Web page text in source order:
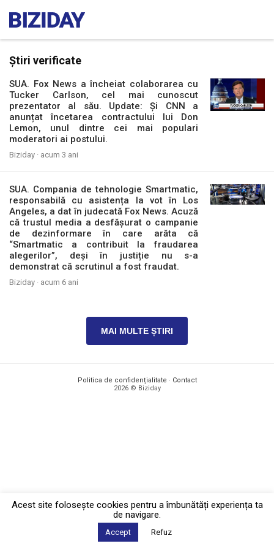
Știri verificate
SUA. Fox News a încheiat colaborarea cu
Tucker Carlson, cel mai cunoscut
prezentator al său. Update: Și CNN a
anunțat încetarea contractului lui Don
Lemon, unul dintre cei mai populari
moderatori ai postului.
Biziday · acum 3 ani
SUA. Compania de tehnologie Smartmatic,
responsabilă cu asistența la vot în Los
Angeles, a dat în judecată Fox News. Acuză
că trustul media a desfășurat o campanie
de dezinformare în care arăta că
“Smartmatic a contribuit la fraudarea
alegerilor”, deși în justiție nu s-a
demonstrat că scrutinul a fost fraudat.
Biziday · acum 6 ani
MAI MULTE ȘTIRI
Politica de confidențialitate · Contact
2026 © Biziday
Acest site foloseşte cookies pentru a îmbunătăți experiența ta
de navigare.
Accept Refuz